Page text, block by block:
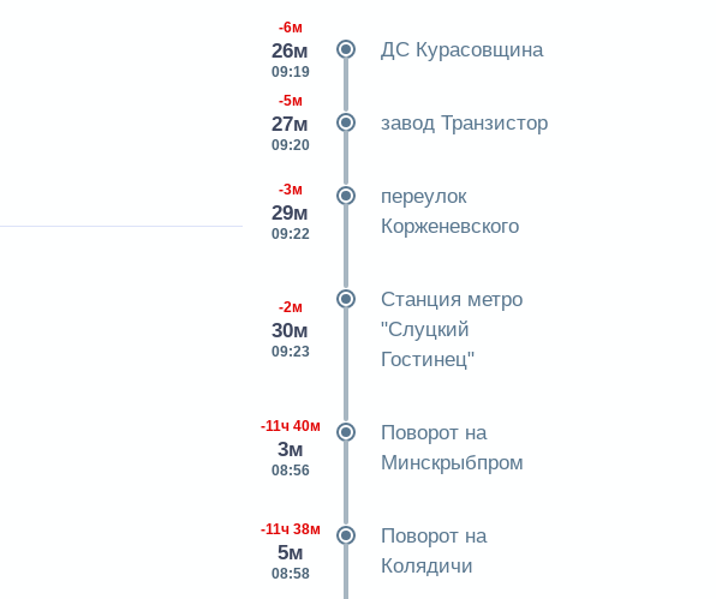
-6м
26м
09:19
ДС Курасовщина
-5м
27м
09:20
завод Транзистор
-3м
29м
09:22
переулок
Корженевского
-2м
30м
09:23
Станция метро
"Слуцкий
Гостинец"
-11ч 40м
3м
08:56
Поворот на
Минскрыбпром
-11ч 38м
5м
08:58
Поворот на
Колядичи